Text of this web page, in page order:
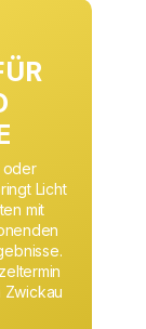
oder
Licht
mit
Zwickau